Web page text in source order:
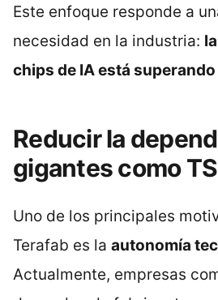
Este enfoque responde a
necesidad en la industria:
chips de IA está
Reducir la
gigantes como
Uno de los principales
Terafab es la autonomía
Actualmente, empresas